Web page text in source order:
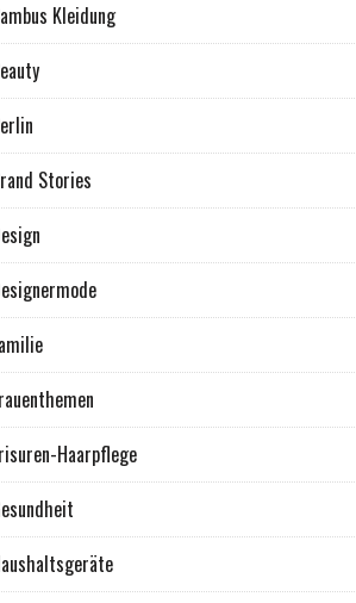
Kleidung
Stories
Haarpflege